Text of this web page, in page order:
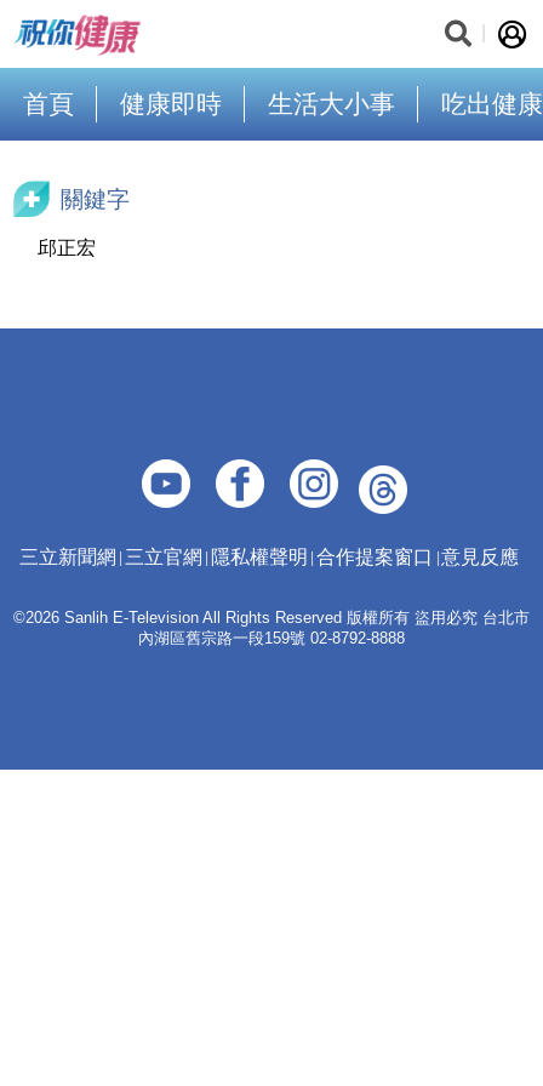
首頁 健康即時 生活大小事 吃出健康
關鍵字
邱正宏
三立新聞網 三立官網 隱私權聲明 合作提案窗口 意見反應
©2026 Sanlih E-Television All Rights Reserved 版權所有 盜用必究 台北市
內湖區舊宗路一段159號 02-8792-8888